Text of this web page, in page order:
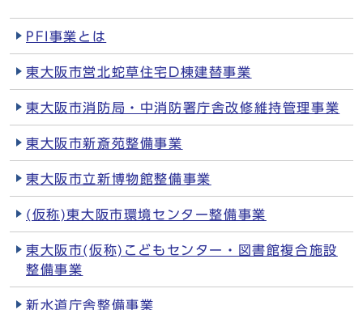
PFI事業とは
東大阪市営北蛇草住宅D棟建替事業
東大阪市消防局・中消防署庁舎改修維持管理事業
東大阪市新斎苑整備事業
東大阪市立新博物館整備事業
(仮称)東大阪市環境センター整備事業
東大阪市(仮称)こどもセンター・図書館複合施設
整備事業
新水道庁舎整備事業